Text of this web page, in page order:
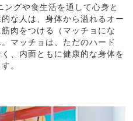
ングや食生活を通して心身と
な人は、身体から溢れるオー
肉をつける（マッチョにな
マッチョは、ただのハード
、内面ともに健康的な身体を
。